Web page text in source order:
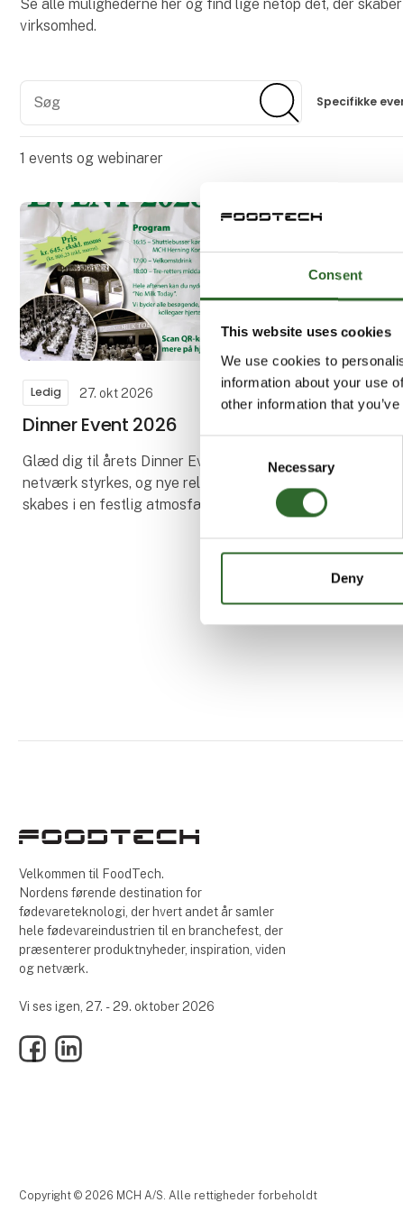
Consent
This website uses cookies
We use cookies to
information about your use
other information that
Selection
Necessary
Deny
Se alle mulighederne her og find lige netop det, der
virksomhed.
Søg
Specifikke
1 events og webinarer
Ledig 27. okt 2026
Dinner Event 2026
Glæd dig til årets Dinner Event – hvor
netværk styrkes, og nye relationer
skabes i en festlig atmosfære.
Velkommen til FoodTech.
Nordens førende destination for
fødevareteknologi, der hvert andet år samler
hele fødevareindustrien til en branchefest, der
præsenterer produktnyheder, inspiration, viden
og netværk.
Vi ses igen, 27. - 29. oktober 2026
FacebookLinkedIn
Copyright © 2026 MCH A/S. Alle rettigheder forbeholdt